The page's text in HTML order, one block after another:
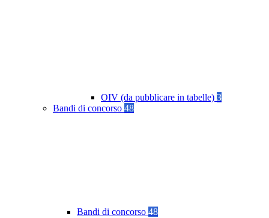
OIV (da pubblicare in tabelle) 3
Bandi di concorso 48
Bandi di concorso 48